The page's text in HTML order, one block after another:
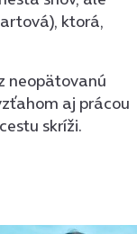
ktorá,
neopätovanú
aj prácou
skríži.